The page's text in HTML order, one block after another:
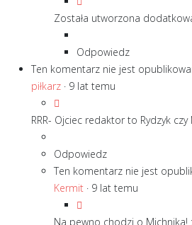
Została utworzona
Odpowiedz
Ten komentarz nie jest
piłkarz · 9 lat temu
RRR- Ojciec redaktor to Rydzyk czy
Odpowiedz
Ten komentarz nie jest
Kermit · 9 lat temu
Na pewno chodzi o Michnika!